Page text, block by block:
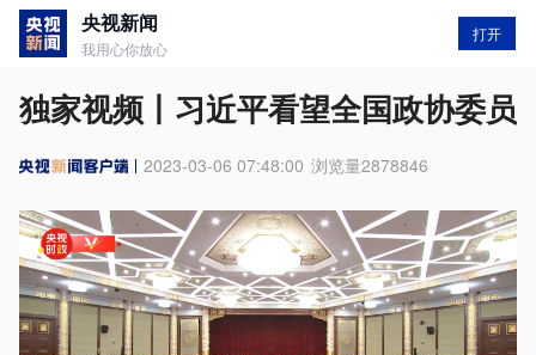
央视新闻
我用心你放心
打开
独家视频丨习近平看望全国政协委员
2023-03-06 07:48:00 浏览量2878846